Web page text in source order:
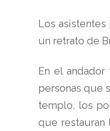
Los
un retrato de
En el
personas que
templo, los
que restauran